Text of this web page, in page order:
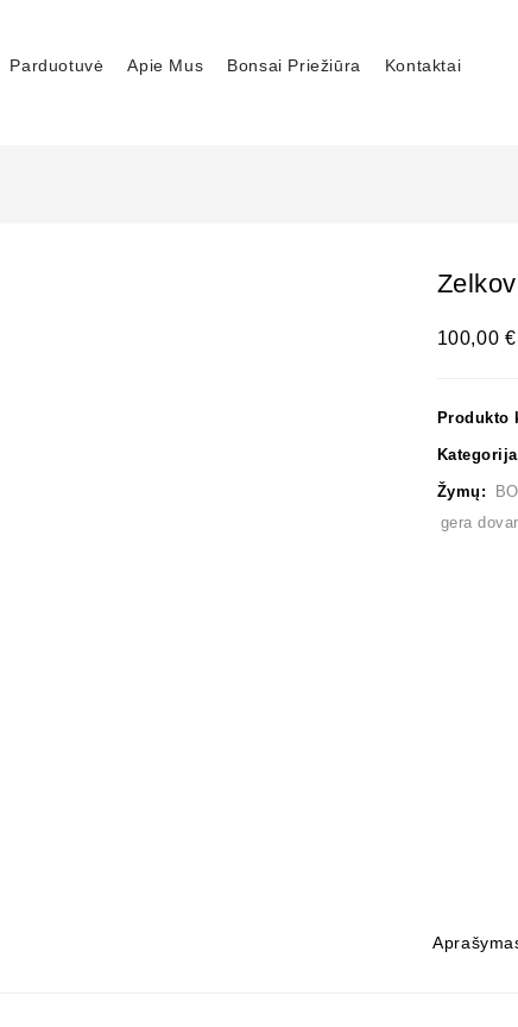
Parduotuvė Apie Mus Bonsai Priežiūra Kontaktai
100,00 €
Produkto
Žymų:
gera